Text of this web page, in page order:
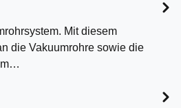
Mit diesem
die Vakuumrohre sowie die
m…